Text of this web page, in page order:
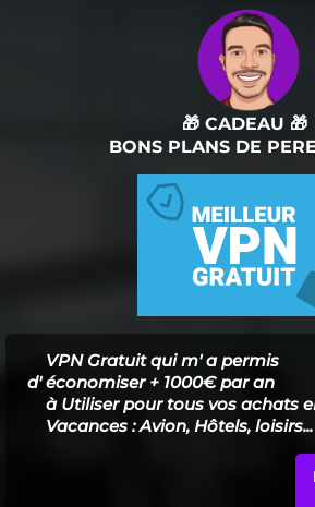
🎁 CADEAU 🎁
BONS PLANS DE
VPN Gratuit qui m' a permis
d' économiser + 1000€ par an
à Utiliser pour tous vos achats
Vacances : Avion, Hôtels, loisirs...